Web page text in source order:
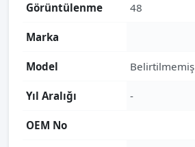
Görüntülenme 48
Marka
Model Belirtilmemiş
Yıl Aralığı -
OEM No